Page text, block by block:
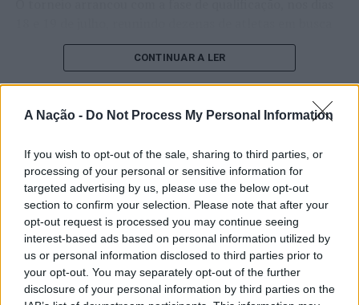
A Nação - Do Not Process My Personal Information
If you wish to opt-out of the sale, sharing to third parties, or
processing of your personal or sensitive information for
targeted advertising by us, please use the below opt-out
section to confirm your selection. Please note that after your
opt-out request is processed you may continue seeing
interest-based ads based on personal information utilized by
us or personal information disclosed to third parties prior to
your opt-out. You may separately opt-out of the further
disclosure of your personal information by third parties on the
de um lugar no quadro principal. A cerimónia de
abertura contou com a presença do presidente da
Câmara Municipal de Cascais, Nuno Piteira Lopes,
acompanhado pelo executivo municipal, assinalando o
início de uma competição que voltou a colocar o
ténis.
Apesar das desistências de última hora de jogadores
como Casper Ruud (Noruega), Alejandro Davidovich
Fokina (Espanha) e Matteo Arnaldi (Itália), a prova
apresentou um quadro competitivo de elevado nível,
liderado pelo russo Andrey Rublev, primeiro cabeça de
série, pelo italiano Luciano Darderi, pelo chileno
CONTINUAR A LER
Castelo Branco: “Bienal
Internacional de Artes e Ofícios”
promete afirmar artesanato,
património e inovação como
“motores de desenvolvimento
económico e cultural” do município